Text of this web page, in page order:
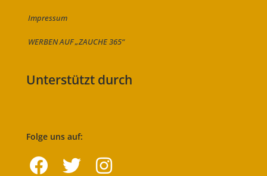
Impressum
WERBEN AUF „ZAUCHE 365“
Unterstützt durch
Folge uns auf: